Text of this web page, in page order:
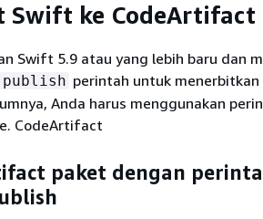
Swift ke CodeArtifact
Swift 5.9 atau yang lebih baru dan
perintah untuk
Anda harus menggunakan
CodeArtifact
paket dengan